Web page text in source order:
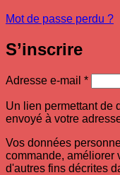
Mot de passe perdu ?
S’inscrire
Adresse e-mail *
Un lien permettant de
envoyé à votre
Vos données
commande, améliorer
d'autres fins décrites